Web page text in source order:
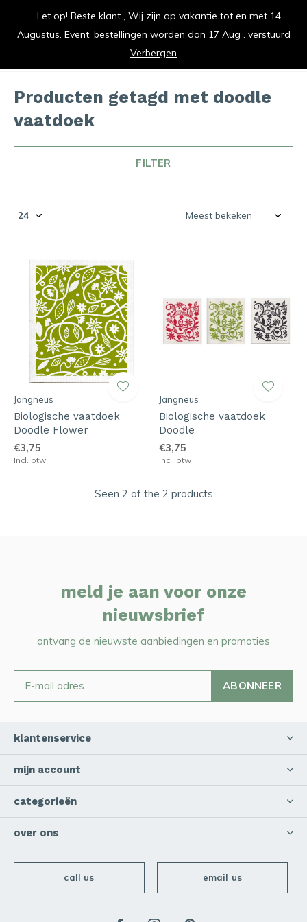
vrolijk je keuken op
Producten getagd met doodle
vaatdoek
FILTER
Jangneus
Biologische vaatdoek
Doodle Flower
€3,75
Incl. btw
Jangneus
Biologische vaatdoek
Doodle
€3,75
Incl. btw
Seen 2 of the 2 products
meld je aan voor onze
nieuwsbrief
ontvang de nieuwste aanbiedingen en promoties
ABONNEER
klantenservice
mijn account
categorieën
over ons
call us email us
Let op! Beste klant , Wij zijn op vakantie tot en met 14
Augustus. Event. bestellingen worden dan 17 Aug . verstuurd
Verbergen